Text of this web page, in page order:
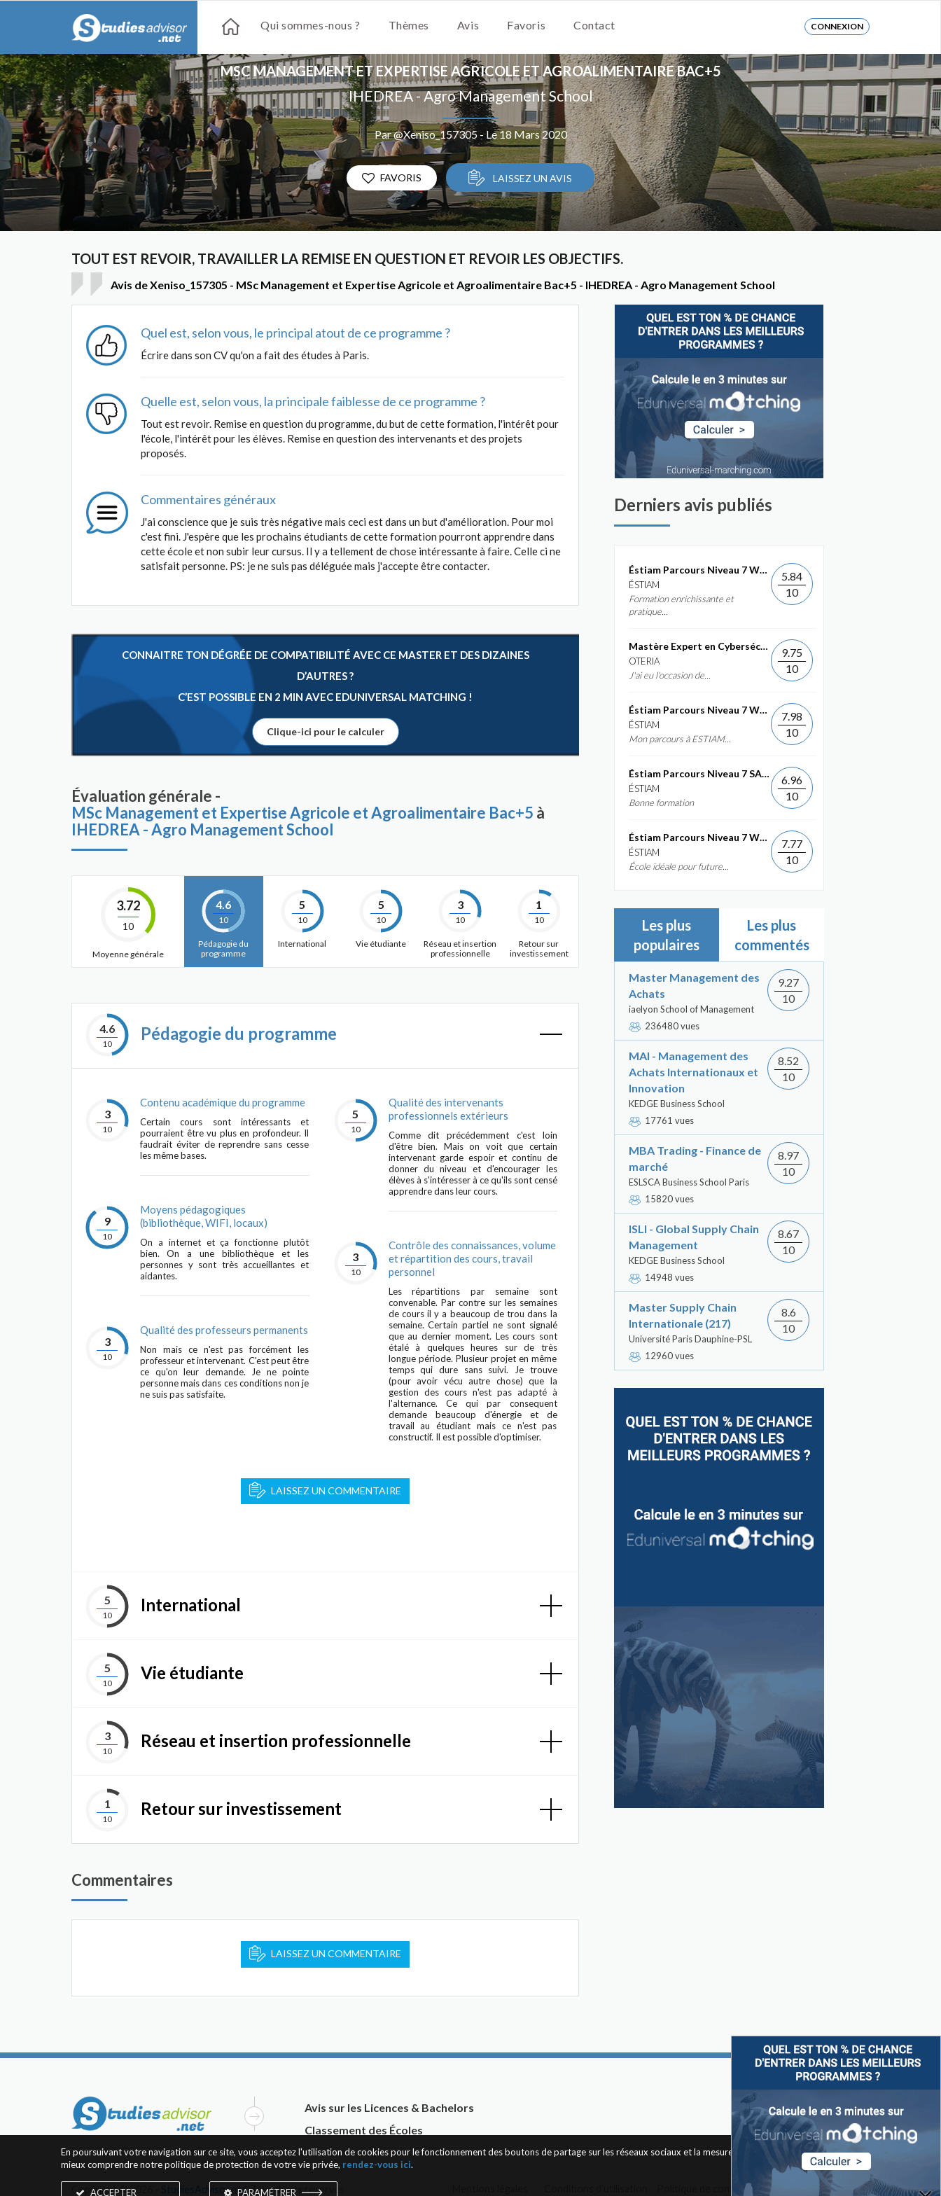
Qui sommes-nous ? Thèmes Avis Favoris Contact CONNEXION
MSC MANAGEMENT ET EXPERTISE AGRICOLE ET AGROALIMENTAIRE BAC+5
IHEDREA - Agro Management School
Par @Xeniso_157305 - Le 18 Mars 2020
FAVORIS LAISSEZ UN AVIS
TOUT EST REVOIR, TRAVAILLER LA REMISE EN QUESTION ET REVOIR LES OBJECTIFS.
Avis de Xeniso_157305 - MSc Management et Expertise Agricole et Agroalimentaire Bac+5 - IHEDREA - Agro Management School
Quel est, selon vous, le principal atout de ce programme ?
Écrire dans son CV qu'on a fait des études à Paris.
Quelle est, selon vous, la principale faiblesse de ce programme ?
Tout est revoir. Remise en question du programme, du but de cette formation, l'intérêt pour
l'école, l'intérêt pour les élèves. Remise en question des intervenants et des projets
proposés.
Commentaires généraux
J'ai conscience que je suis très négative mais ceci est dans un but d'amélioration. Pour moi
c'est fini. J'espère que les prochains étudiants de cette formation pourront apprendre dans
cette école et non subir leur cursus. Il y a tellement de chose intéressante à faire. Celle ci ne
satisfait personne. PS: je ne suis pas déléguée mais j'accepte être contacter.
CONNAITRE TON DÉGRÉE DE COMPATIBILITÉ AVEC CE MASTER ET DES DIZAINES
D’AUTRES ?
C’EST POSSIBLE EN 2 MIN AVEC EDUNIVERSAL MATCHING !
Clique-ici pour le calculer
Évaluation générale -
MSc Management et Expertise Agricole et Agroalimentaire Bac+5 à
IHEDREA - Agro Management School
3.72
10
Moyenne générale
4.6
10
Pédagogie du
programme
5
10
International
5
10
Vie étudiante
3
10
Réseau et insertion
professionnelle
1
10
Retour sur
investissement
4.6
10
Pédagogie du programme
3
10
Contenu académique du programme
Certain cours sont intéressants et
pourraient être vu plus en profondeur. Il
faudrait éviter de reprendre sans cesse
les même bases.
9
10
Moyens pédagogiques
(bibliothèque, WIFI, locaux)
On a internet et ça fonctionne plutôt
bien. On a une bibliothèque et les
personnes y sont très accueillantes et
aidantes.
3
10
Qualité des professeurs permanents
Non mais ce n'est pas forcément les
professeur et intervenant. C'est peut être
ce qu'on leur demande. Je ne pointe
personne mais dans ces conditions non je
ne suis pas satisfaite.
5
10
Qualité des intervenants
professionnels extérieurs
Comme dit précédemment c'est loin
d'être bien. Mais on voit que certain
intervenant garde espoir et continu de
donner du niveau et d'encourager les
élèves à s'intéresser à ce qu'ils sont censé
apprendre dans leur cours.
3
10
Contrôle des connaissances, volume
et répartition des cours, travail
personnel
Les répartitions par semaine sont
convenable. Par contre sur les semaines
de cours il y a beaucoup de trou dans la
semaine. Certain partiel ne sont signalé
que au dernier moment. Les cours sont
étalé à quelques heures sur de très
longue période. Plusieur projet en même
temps qui dure sans suivi. Je trouve
(pour avoir vécu autre chose) que la
gestion des cours n'est pas adapté à
l'alternance. Ce qui par consequent
demande beaucoup d'énergie et de
travail au étudiant mais ce n'est pas
constructif. Il est possible d'optimiser.
LAISSEZ UN COMMENTAIRE
5
10
International
5
10
Vie étudiante
3
10
Réseau et insertion professionnelle
1
10
Retour sur investissement
Commentaires
LAISSEZ UN COMMENTAIRE
Derniers avis publiés
Éstiam Parcours Niveau 7 Web &...
ÉSTIAM
Formation enrichissante et
pratique...
5.84
10
Mastère Expert en Cybersécurité
OTERIA
J'ai eu l'occasion de...
9.75
10
Éstiam Parcours Niveau 7 Web &...
ÉSTIAM
Mon parcours à ESTIAM...
7.98
10
Éstiam Parcours Niveau 7 SAP ERP...
ÉSTIAM
Bonne formation
6.96
10
Éstiam Parcours Niveau 7 Web &...
ÉSTIAM
École idéale pour future...
7.77
10
Les plus
populaires
Les plus
commentés
Master Management des
Achats
iaelyon School of Management
236480 vues
9.27
10
MAI - Management des
Achats Internationaux et
Innovation
KEDGE Business School
17761 vues
8.52
10
MBA Trading - Finance de
marché
ESLSCA Business School Paris
15820 vues
8.97
10
ISLI - Global Supply Chain
Management
KEDGE Business School
14948 vues
8.67
10
Master Supply Chain
Internationale (217)
Université Paris Dauphine-PSL
12960 vues
8.6
10
Avis sur les Licences & Bachelors
Classement des Écoles
Suivez-nous sur
Politique de confidentialité Widget Contact
Copyright © 2026 - StudiesAdvisor.net. Tous droits réservés
En poursuivant votre navigation sur ce site, vous acceptez l'utilisation de cookies pour le fonctionnement des boutons de partage sur les réseaux sociaux et la mesure d'audience des pages du site. Pour
mieux comprendre notre politique de protection de votre vie privée, rendez-vous ici.
ACCEPTER PARAMÉTRER